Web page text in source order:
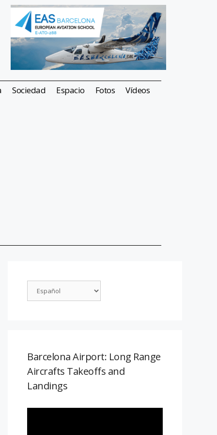
Sociedad Espacio Fotos Vídeos
Barcelona Airport: Long Range
Aircrafts Takeoffs and
Landings